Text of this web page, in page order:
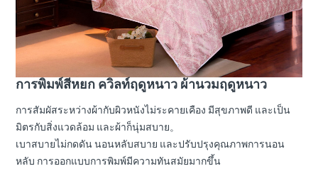
การพิมพ์สีหยก ควิลท์ฤดูหนาว ผ้านวมฤดูหนาว
การสัมผัสระหว่างผ้ากับผิวหนังไม่ระคายเคือง มีสุขภาพดี และเป็น
มิตรกับสิ่งแวดล้อม และผ้าก็นุ่มสบาย。
เบาสบายไม่กดดัน นอนหลับสบาย และปรับปรุงคุณภาพการนอน
หลับ การออกแบบการพิมพ์มีความทันสมัยมากขึ้น